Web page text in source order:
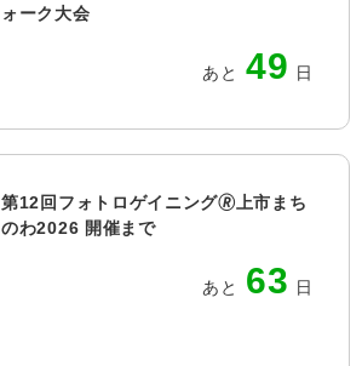
ォーク大会
あと 49 日
第12回フォトロゲイニング🄬上市まち
のわ2026 開催まで
あと 63 日